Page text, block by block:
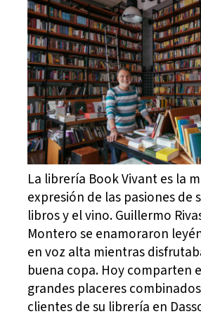
La librería Book Vivant es la
expresión de las pasiones de
libros y el vino. Guillermo
Montero se enamoraron
en voz alta mientras
buena copa. Hoy comparten
grandes placeres
clientes de su librería en